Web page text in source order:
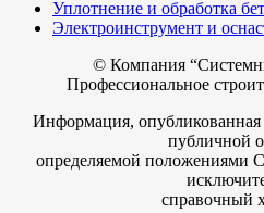
Уплотнение и обработка
Электроинструмент и
© Компания
Профессиональное
Информация, опубликованная
публичной
определяемой положениями
справочный